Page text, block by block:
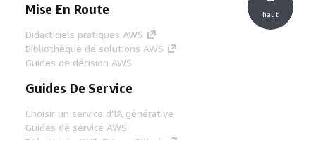
Mise En Route
Didacticiels pratiques AWS
Bibliothèque de solutions AWS
Guides de décision AWS
Guides De Service
Choisir un service d'IA générative
Guides de service AWS
Didacticiels AWS CLI sur GitHub
haut